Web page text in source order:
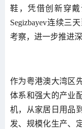
鞋，凭借创新穿
Segizbayev连续三
考察，进一步推进深
作为粤港澳大湾区
体系和强大的产业
机，从家居日用品
发、规模化生产、